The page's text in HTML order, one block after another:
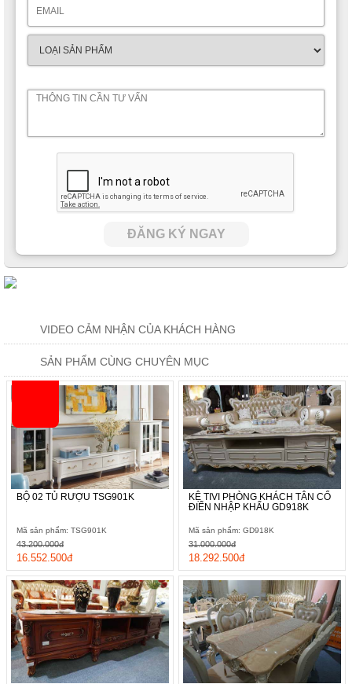
ĐĂNG KÝ NGAY
VIDEO CẢM NHẬN CỦA KHÁCH HÀNG
SẢN PHẨM CÙNG CHUYÊN MỤC
BỘ 02 TỦ RƯỢU TSG901K
Mã sản phẩm: TSG901K
16.552.500đ
43.200.000đ
KỆ TIVI PHÒNG KHÁCH TÂN CỔ
ĐIỂN NHẬP KHẨU GD918K
Mã sản phẩm: GD918K
18.292.500đ
31.000.000đ